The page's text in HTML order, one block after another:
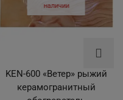
наличии
KEN-600 «Ветер» рыжий
керамогранитный